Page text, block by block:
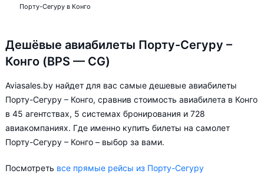
Порту-Сегуру в Конго
Дешёвые авиабилеты Порту-Сегуру –
Конго (BPS — CG)
Aviasales.by найдет для вас самые дешевые авиабилеты
Порту-Сегуру – Конго, сравнив стоимость авиабилета в Конго
в 45 агентствах, 5 системах бронирования и 728
авиакомпаниях. Где именно купить билеты на самолет
Порту-Сегуру – Конго – выбор за вами.
Посмотреть все прямые рейсы из Порту-Сегуру